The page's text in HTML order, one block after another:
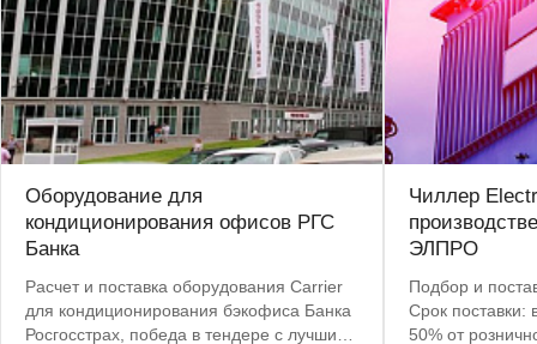
Оборудование для
кондиционирования офисов РГС
Банка
Расчет и поставка оборудования Carrier
для кондиционирования бэкофиса Банка
Росгосстрах, победа в тендере с лучшим
Чиллер
ЭЛПРО
Подбор и
Срок поставки:
50% от